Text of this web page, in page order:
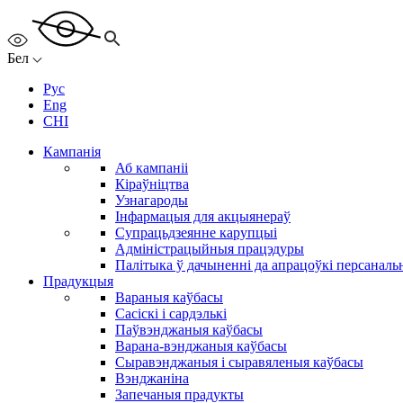
Бел
Рус
Eng
CHI
Кампанія
Аб кампаніі
Кіраўніцтва
Узнагароды
Інфармацыя для акцыянераў
Супрацьдзеянне карупцыі
Адміністрацыйныя працэдуры
Палітыка ў дачыненні да апрацоўкі
Прадукцыя
Вараныя каўбасы
Сасіскі і сардэлькі
Паўвэнджаныя каўбасы
Варана-вэнджаныя каўбасы
Сыравэнджаныя і сыравяленыя каўбасы
Вэнджаніна
Запечаныя прадукты